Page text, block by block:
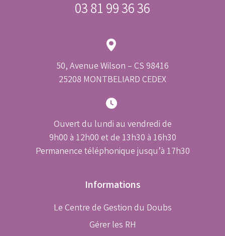
03 81 99 36 36
50, Avenue Wilson – CS 98416
25208 MONTBELIARD CEDEX
Ouvert du lundi au vendredi de
9h00 à 12h00 et de 13h30 à 16h30
Permanence téléphonique jusqu’à 17h30
Informations
Le Centre de Gestion du Doubs
Gérer les RH